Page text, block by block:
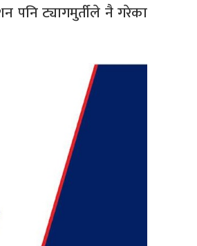
पनि ट्यागमुर्तीले नै गरेका